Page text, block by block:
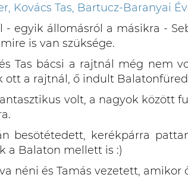
Kovács Tas, Bartucz-Baranyai
- egyik állomásról a másikra -
is van szüksége.
Tas bácsi a rajtnál még nem
ott a rajtnál, ő indult
volt, a nagyok között
besötétedett, kerékpárra
a Balaton mellett is :)
néni és Tamás vezetett,